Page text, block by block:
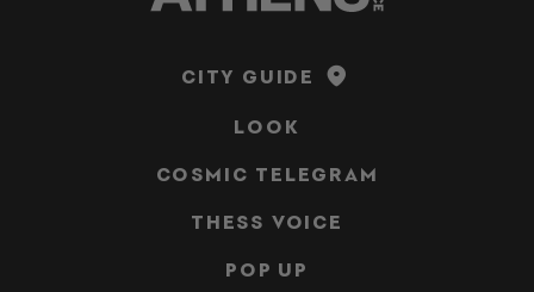
CITY GUIDE
LOOK
COSMIC TELEGRAM
THESS VOICE
POP UP